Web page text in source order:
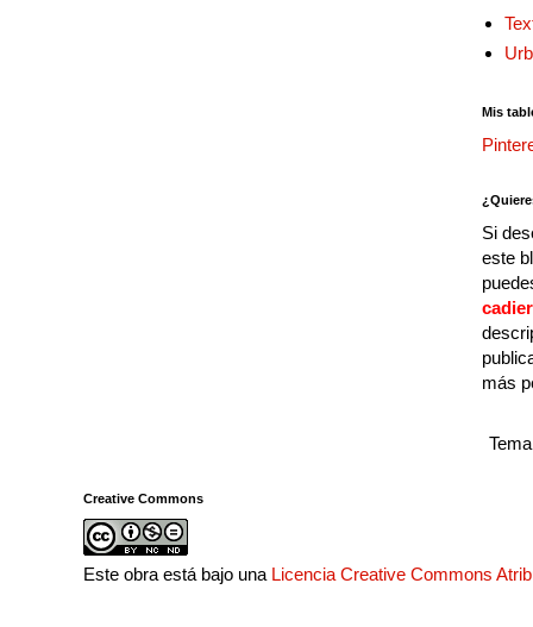
Mis
Si
este
más
Creative Commons
Este obra está bajo una Licencia Creative Commons